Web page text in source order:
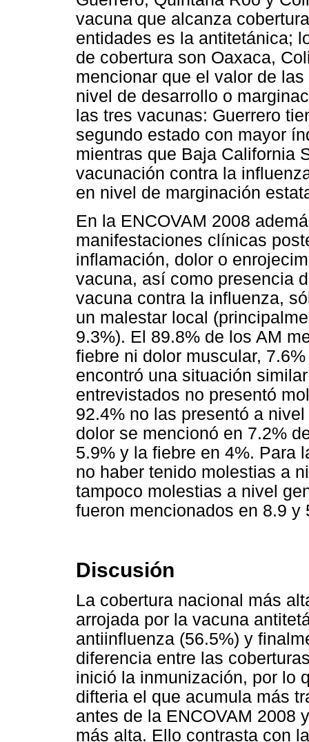
vacuna que alcanza
entidades es la antitetánica;
de cobertura son Oaxaca,
mencionar que el valor de
nivel de desarrollo o
las tres vacunas: Guerrero
segundo estado con mayor
mientras que Baja California
vacunación contra la
en nivel de marginación
En la ENCOVAM 2008
manifestaciones clínicas
inflamación, dolor o
vacuna, así como presencia
vacuna contra la influenza,
un malestar local
9.3%). El 89.8% de los AM
fiebre ni dolor muscular,
encontró una situación
entrevistados no presentó
92.4% no las presentó a
dolor se mencionó en 7.2%
5.9% y la fiebre en 4%. Para
no haber tenido molestias a
tampoco molestias a nivel
fueron mencionados en 8.9
Discusión
La cobertura nacional más
arrojada por la vacuna
antiinfluenza (56.5%) y
diferencia entre las
inició la inmunización, por lo
difteria el que acumula más
antes de la ENCOVAM 2008
más alta. Ello contrasta con